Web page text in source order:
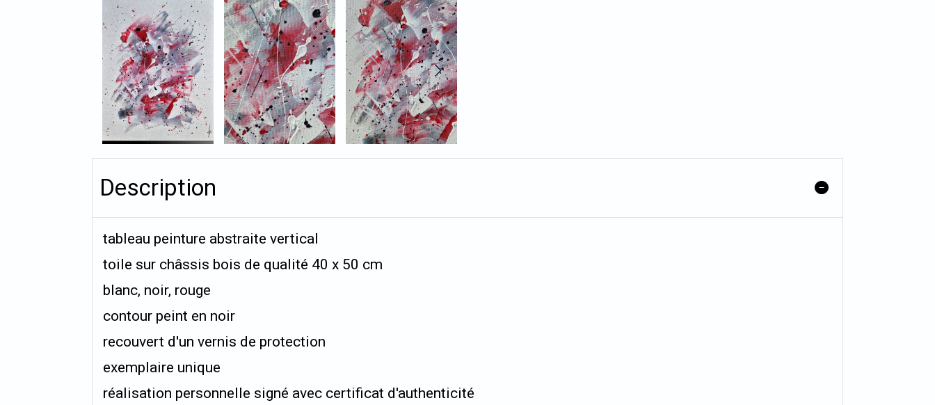
Description
tableau peinture abstraite vertical
toile sur châssis bois de qualité 40 x 50 cm
blanc, noir, rouge
contour peint en noir
recouvert d'un vernis de protection
exemplaire unique
réalisation personnelle signé avec certificat d'authenticité